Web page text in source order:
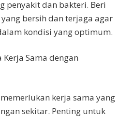
penyakit dan bakteri. Beri
bersih dan terjaga agar
kondisi yang optimum.
Sama dengan
kerja sama yang
sekitar. Penting untuk